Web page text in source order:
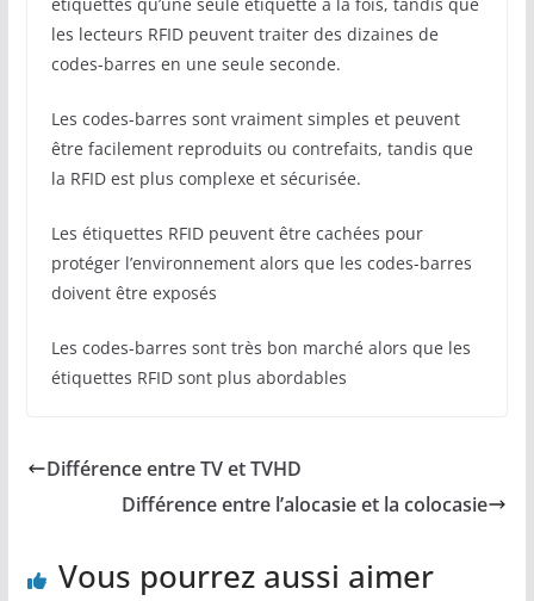
les lecteurs RFID peuvent traiter des dizaines de
codes-barres en une seule seconde.
Les codes-barres sont vraiment simples et peuvent
être facilement reproduits ou contrefaits, tandis que
la RFID est plus complexe et sécurisée.
Les étiquettes RFID peuvent être cachées pour
protéger l’environnement alors que les codes-barres
doivent être exposés
Les codes-barres sont très bon marché alors que les
étiquettes RFID sont plus abordables
Différence entre TV et TVHD
Différence entre l’alocasie et la colocasie
Vous pourrez aussi aimer